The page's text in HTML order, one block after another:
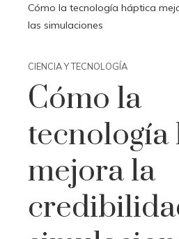
Cómo la tecnología háptica
las simulaciones
CIENCIA Y TECNOLOGÍA
Cómo la
tecnología
mejora la